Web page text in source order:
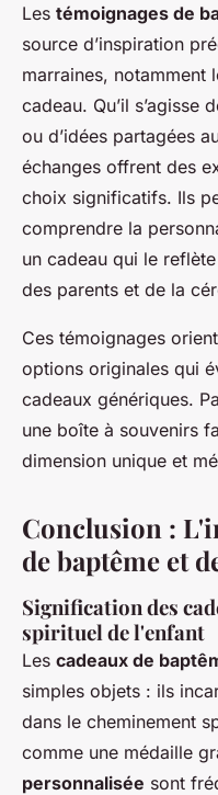
Les témoignages de
source d’inspiration
marraines, notamment
cadeau. Qu’il s’agisse
ou d’idées partagées
échanges offrent des
choix significatifs. Ils
comprendre la
un cadeau qui le
des parents et de la
Ces témoignages
options originales qui
cadeaux génériques.
une boîte à souvenirs
dimension unique et
Conclusion :
de baptême et
Signification des
spirituel de l'enfant
Les cadeaux de
simples objets : ils
dans le cheminement
comme une médaille
personnalisée sont